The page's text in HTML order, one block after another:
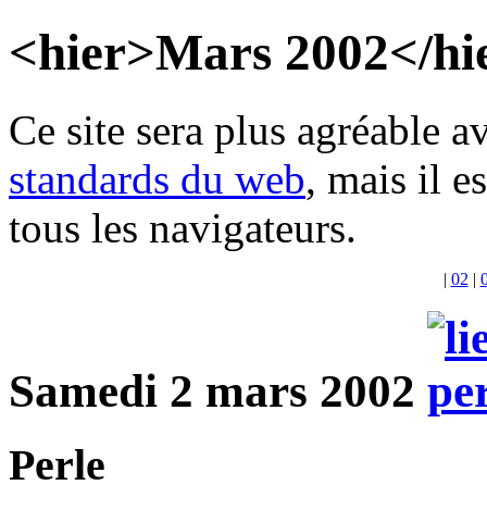
<hier>Mars 2002</
Ce site sera plus agréable
standards du web, mais il
tous les navigateurs.
| 02 |
Samedi 2 mars 2002
Perle